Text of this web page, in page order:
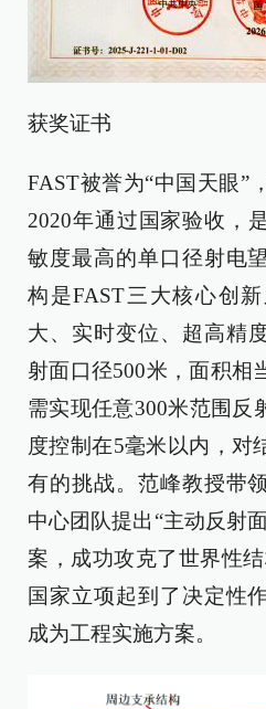
获奖证书
FAST被誉为“中国天眼”
2020年通过国家验收，
敏度最高的单口径射电
构是FAST三大核心创
大、实时变位、超高精
射面口径500米，面积相
需实现任意300米范围反
度控制在5毫米以内，对
有的挑战。范峰教授带
中心团队提出“主动反射
案，成功攻克了世界性
国家立项起到了决定性
成为工程实施方案。